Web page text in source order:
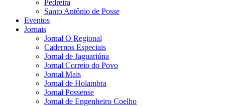
Pedreira
Santo Antônio de Posse
Eventos
Jornais
Jornal O Regional
Cadernos Especiais
Jornal de Jaguariúna
Jornal Correio do Povo
Jornal Mais
Jornal de Holambra
Jornal Possense
Jornal de Engenheiro Coelho